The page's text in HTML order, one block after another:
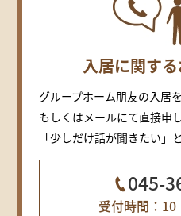
入居に関す
グループホーム朋友の入居
もしくはメールにて直接申
「少しだけ話が聞きたい」
045-
受付時間：